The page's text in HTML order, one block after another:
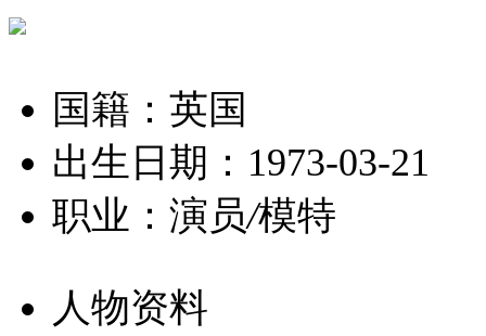
国籍：英国
出生日期：1973-03-21
职业：演员/模特
人物资料